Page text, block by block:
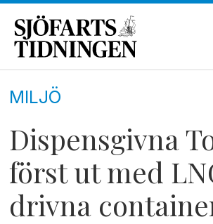
MILJÖ
Dispensgivna
först ut med
drivna